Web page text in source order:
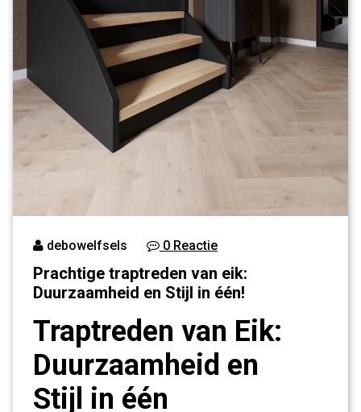
debowelfsels 0 Reactie
Prachtige traptreden van eik:
Duurzaamheid en Stijl in één!
Traptreden van Eik:
Duurzaamheid en
Stijl in één